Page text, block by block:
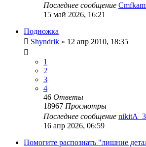
Последнее сообщение
15 май 2026, 16:21
Подножка
Shyndrik » 12 апр 2010, 18:35
1
2
3
4
46 Ответы
18967 Просмотры
Последнее сообщение
16 апр 2026, 06:59
Помогите распознать "лишние